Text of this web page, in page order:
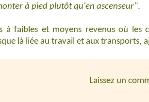
à pied plutôt qu'en ascenseur".
faibles et moyens revenus où les
là liée au travail et aux transports,
Laissez un